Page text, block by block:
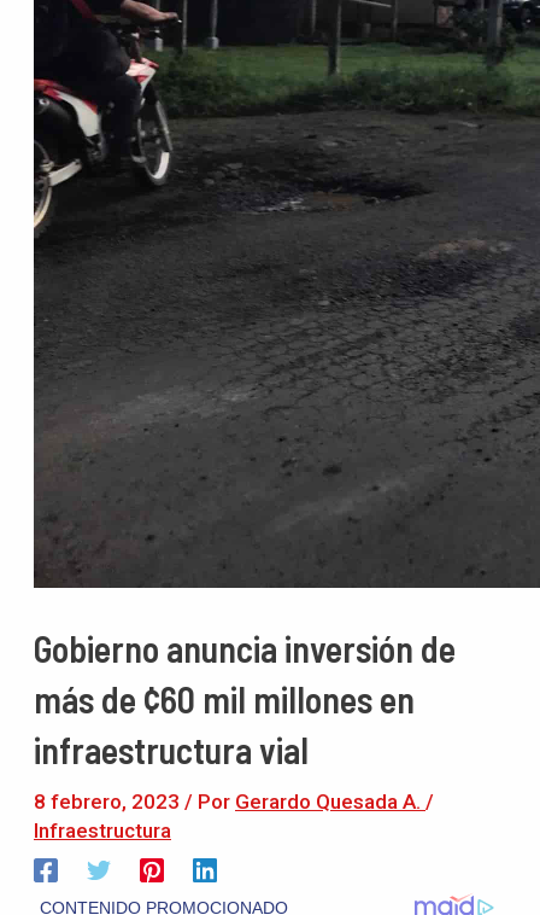
Gobierno anuncia inversión de
más de ¢60 mil millones en
infraestructura vial
8 febrero, 2023 / Por Gerardo Quesada A. /
Infraestructura